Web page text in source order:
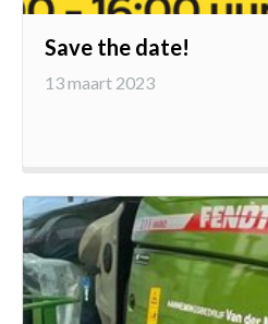
Save the date!
13 maart 2023